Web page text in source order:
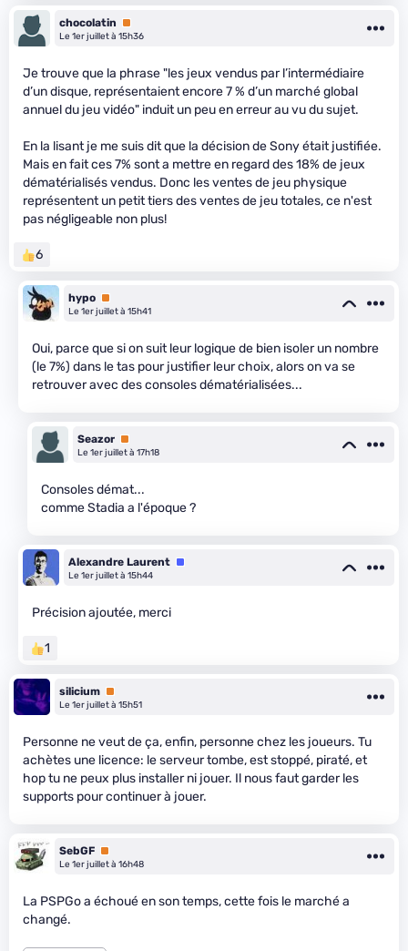
chocolatin
Premium
Le 1er juillet à 15h36
Je trouve que la phrase "les jeux vendus par l’intermédiaire
d’un disque, représentaient encore 7 % d’un marché global
annuel du jeu vidéo" induit un peu en erreur au vu du sujet.
En la lisant je me suis dit que la décision de Sony était justifiée.
Mais en fait ces 7% sont a mettre en regard des 18% de jeux
dématérialisés vendus. Donc les ventes de jeu physique
représentent un petit tiers des ventes de jeu totales, ce n'est
pas négligeable non plus!
6
hypo Premium
Le 1er juillet à 15h41
Oui, parce que si on suit leur logique de bien isoler un nombre
(le 7%) dans le tas pour justifier leur choix, alors on va se
retrouver avec des consoles dématérialisées...
Seazor Premium
Le 1er juillet à 17h18
Consoles démat...
comme Stadia a l'époque ?
Alexandre Laurent Équipe
Le 1er juillet à 15h44
Précision ajoutée, merci
1
silicium Premium
Le 1er juillet à 15h51
Personne ne veut de ça, enfin, personne chez les joueurs. Tu
achètes une licence: le serveur tombe, est stoppé, piraté, et
hop tu ne peux plus installer ni jouer. Il nous faut garder les
supports pour continuer à jouer.
SebGF Premium
Le 1er juillet à 16h48
La PSPGo a échoué en son temps, cette fois le marché a
changé.